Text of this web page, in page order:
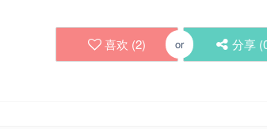
喜欢 (2) or 分享 (